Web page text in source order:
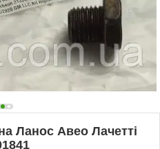
Ланос Авео Лачетті